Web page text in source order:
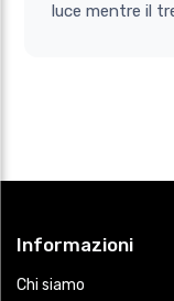
luce mentre il
Informazioni
Chi siamo